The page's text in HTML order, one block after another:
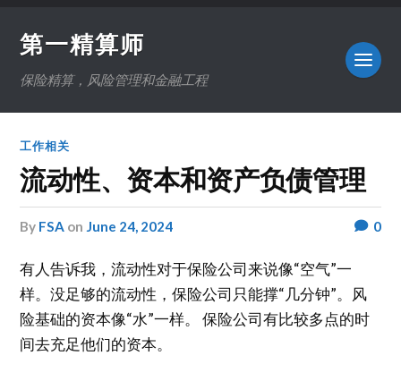
第一精算师
保险精算，风险管理和金融工程
工作相关
流动性、资本和资产负债管理
by FSA on June 24, 2024 0
有人告诉我，流动性对于保险公司来说像“空气”一
样。没足够的流动性，保险公司只能撑“几分钟”。风
险基础的资本像“水”一样。 保险公司有比较多点的时
间去充足他们的资本。